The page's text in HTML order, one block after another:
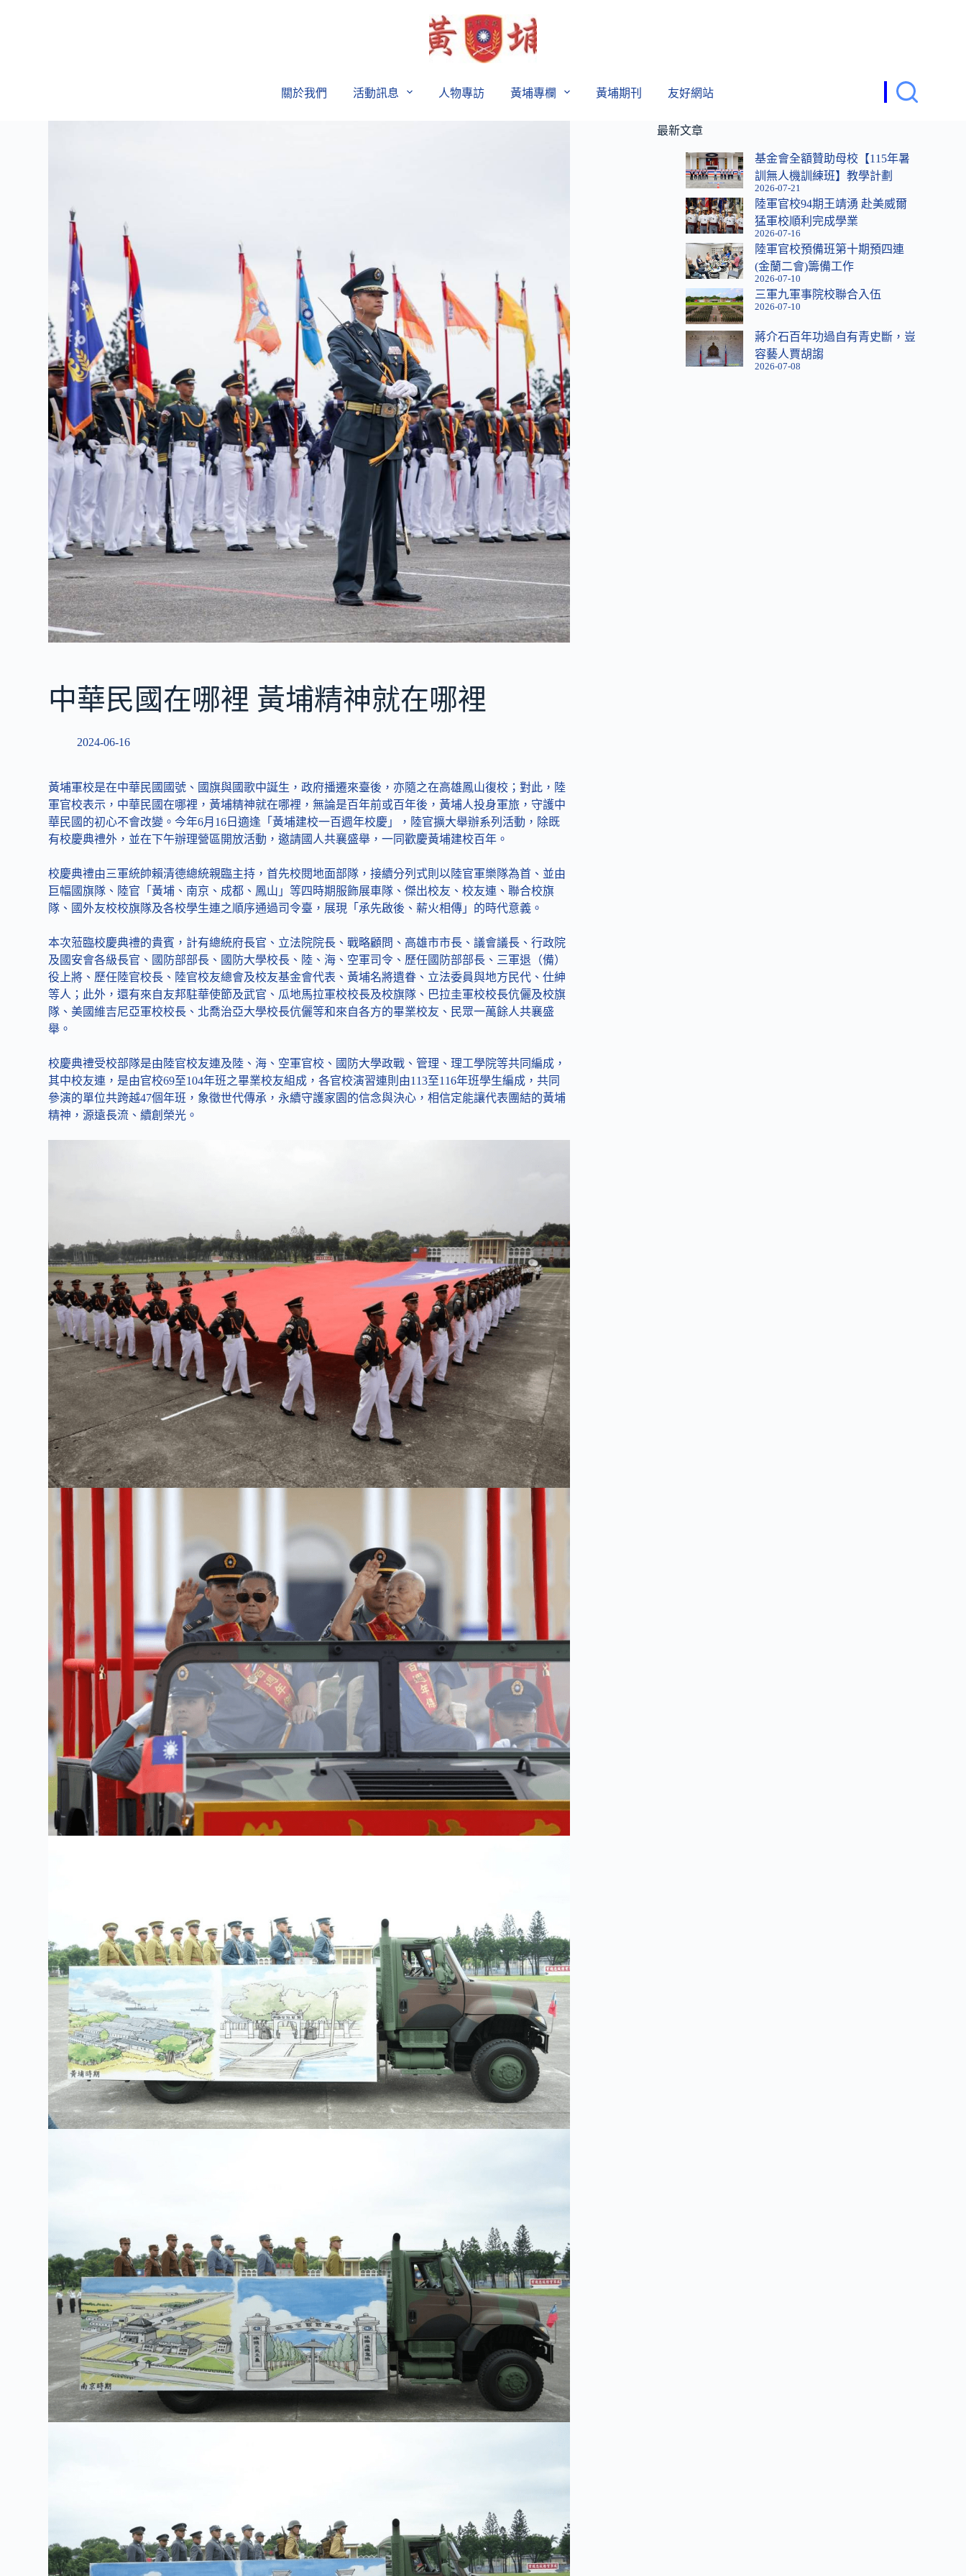
關於我們 活動訊息 人物專訪 黃埔專欄 黃埔期刊 友好網站
中華民國在哪裡 黃埔精神就在哪裡
2024-06-16
黃埔軍校是在中華民國國號、國旗與國歌中誕生，政府播遷來臺後，亦隨之在高雄鳳山復校；對此，陸
軍官校表示，中華民國在哪裡，黃埔精神就在哪裡，無論是百年前或百年後，黃埔人投身軍旅，守護中
華民國的初心不會改變。今年6月16日適逢「黃埔建校一百週年校慶」，陸官擴大舉辦系列活動，除既
有校慶典禮外，並在下午辦理營區開放活動，邀請國人共襄盛舉，一同歡慶黃埔建校百年。
校慶典禮由三軍統帥賴清德總統親臨主持，首先校閱地面部隊，接續分列式則以陸官軍樂隊為首、並由
巨幅國旗隊、陸官「黃埔、南京、成都、鳳山」等四時期服飾展車隊、傑出校友、校友連、聯合校旗
隊、國外友校校旗隊及各校學生連之順序通過司令臺，展現「承先啟後、薪火相傳」的時代意義。
本次蒞臨校慶典禮的貴賓，計有總統府長官、立法院院長、戰略顧問、高雄市市長、議會議長、行政院
及國安會各級長官、國防部部長、國防大學校長、陸、海、空軍司令、歷任國防部部長、三軍退（備）
役上將、歷任陸官校長、陸官校友總會及校友基金會代表、黃埔名將遺眷、立法委員與地方民代、仕紳
等人；此外，還有來自友邦駐華使節及武官、瓜地馬拉軍校校長及校旗隊、巴拉圭軍校校長伉儷及校旗
隊、美國維吉尼亞軍校校長、北喬治亞大學校長伉儷等和來自各方的畢業校友、民眾一萬餘人共襄盛
舉。
校慶典禮受校部隊是由陸官校友連及陸、海、空軍官校、國防大學政戰、管理、理工學院等共同編成，
其中校友連，是由官校69至104年班之畢業校友組成，各官校演習連則由113至116年班學生編成，共同
參演的單位共跨越47個年班，象徵世代傳承，永續守護家園的信念與決心，相信定能讓代表團結的黃埔
精神，源遠長流、續創榮光。
最新文章
基金會全額贊助母校【115年暑
訓無人機訓練班】教學計劃
2026-07-21
陸軍官校94期王靖湧 赴美威爾
猛軍校順利完成學業
2026-07-16
陸軍官校預備班第十期預四連
(金蘭二會)籌備工作
2026-07-10
三軍九軍事院校聯合入伍
2026-07-10
蔣介石百年功過自有青史斷，豈
容藝人賈胡謅
2026-07-08